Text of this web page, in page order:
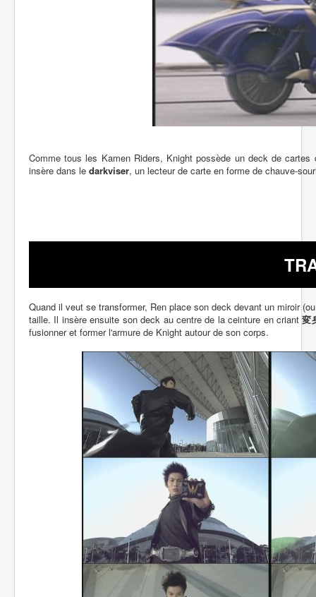
Comme tous les Kamen Riders, Knight possède un deck de
insère dans le darkviser, un lecteur de carte en forme de chauve-
Quand il veut se transformer, Ren place son deck devant un miroir
taille. Il insère ensuite son deck au centre de la ceinture en criant変
fusionner et former l'armure de Knight autour de son corps.